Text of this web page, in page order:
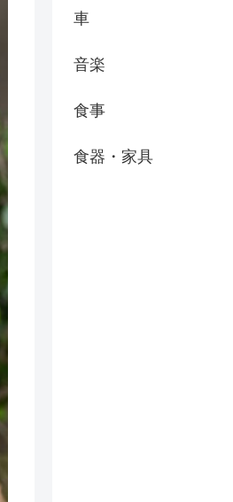
車
音楽
食事
食器・家具